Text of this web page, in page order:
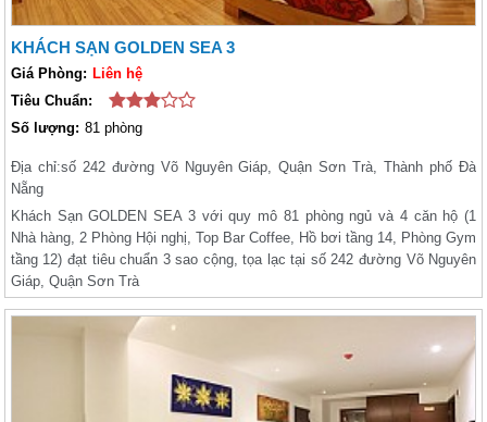
KHÁCH SẠN GOLDEN SEA 3
Giá Phòng: Liên hệ
Tiêu Chuẩn:
Số lượng: 81 phòng
Địa chỉ:số 242 đường Võ Nguyên Giáp, Quận Sơn Trà, Thành phố Đà
Nẵng
Khách Sạn GOLDEN SEA 3 với quy mô 81 phòng ngủ và 4 căn hộ (1
Nhà hàng, 2 Phòng Hội nghị, Top Bar Coffee, Hồ bơi tầng 14, Phòng Gym
tầng 12) đạt tiêu chuẩn 3 sao cộng, tọa lạc tại số 242 đường Võ Nguyên
Giáp, Quận Sơn Trà